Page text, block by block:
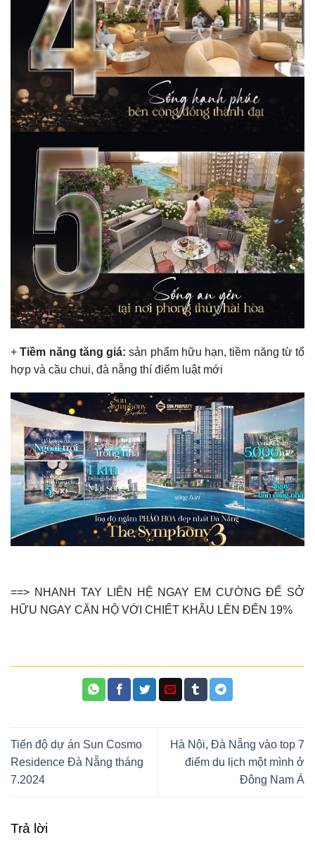
+Tiềm năng tăng giá: sản phẩm hữu hạn, tiềm năng từ tổ
hợp và cầu chui, đà nẵng thí điểm luật mới
==> NHANH TAY LIÊN HỆ NGAY EM CƯỜNG ĐỂ SỞ
HỮU NGAY CĂN HỘ VỚI CHIẾT KHẤU LÊN ĐẾN 19%
Tiến độ dự án Sun Cosmo
Residence Đà Nẵng tháng
7.2024
Hà Nội, Đà Nẵng vào top 7
điểm du lịch một mình ở
Đông Nam Á
Trả lời